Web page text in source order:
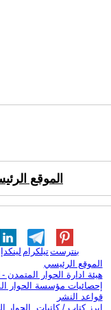
الموقع
تيلكرامبنترست
الموقع الرئيسي
هيئة ادارة الحوار المتمدن -
إحصائيات مؤسسة الحوار
قواعد النشر
ابرز كتاب / كاتبات الحوار